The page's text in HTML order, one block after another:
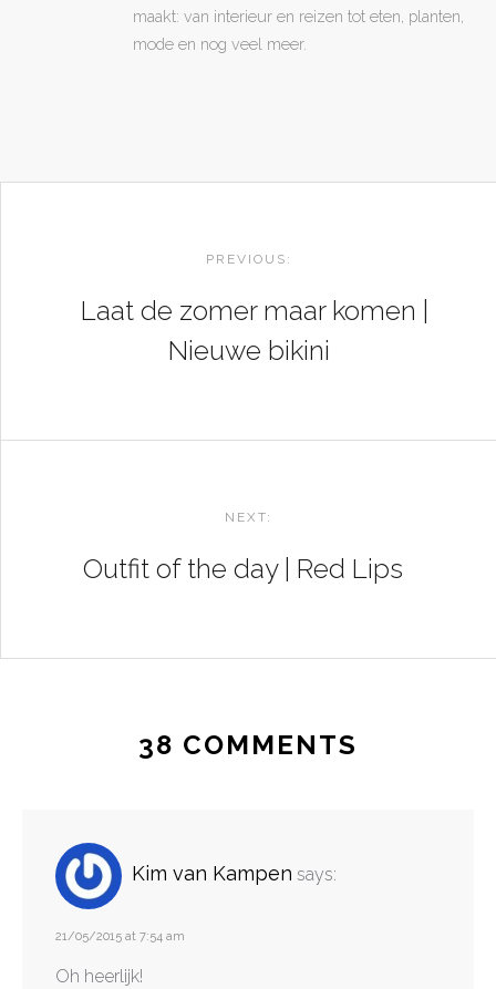
maakt: van interieur en reizen tot eten, planten,
mode en nog veel meer.
NAVIGATION
PREVIOUS:
Laat de zomer maar komen |
Nieuwe bikini
NEXT:
Outfit of the day | Red Lips
38 COMMENTS
Kim van Kampen says:
21/05/2015 at 7:54 am
Oh heerlijk!